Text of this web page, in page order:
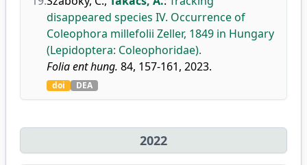
disappeared species IV. Occurrence of
Coleophora millefolii Zeller, 1849 in Hungary
(Lepidoptera: Coleophoridae).
Folia ent hung. 84, 157-161, 2023.
doi DEA
2022